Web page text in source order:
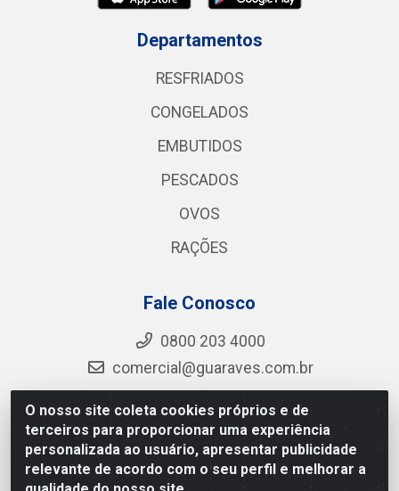
O nosso site coleta cookies próprios e de
terceiros para proporcionar uma experiência
personalizada ao usuário, apresentar publicidade
relevante de acordo com o seu perfil e melhorar a
Departamentos
RESFRIADOS
CONGELADOS
EMBUTIDOS
PESCADOS
OVOS
RAÇÕES
Fale Conosco
0800 203 4000
comercial@guaraves.com.br
Guaraves - PB 075 KM 2, S/N - Zona Rural, Guarabira/PB
- CEP 58.200-000 - CNPJ 12.727.145/0001-78